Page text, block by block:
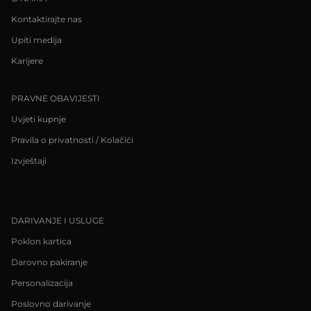
Kontaktirajte nas
Upiti medija
Karijere
PRAVNE OBAVIJESTI
Uvjeti kupnje
Pravila o privatnosti / Kolačići
Izvještaji
DARIVANJE I USLUGE
Poklon kartica
Darovno pakiranje
Personalizacija
Poslovno darivanje